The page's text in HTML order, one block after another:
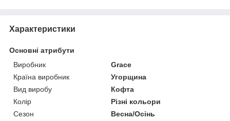
Характеристики
Основні атрибути
Виробник
Grace
Країна виробник
Угорщина
Вид виробу
Кофта
Колір
Різні кольори
Сезон
Весна/Осінь